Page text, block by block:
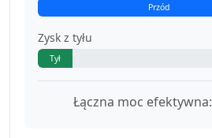
Przód
Zysk z tyłu
Tył
Łączna moc efektywna: